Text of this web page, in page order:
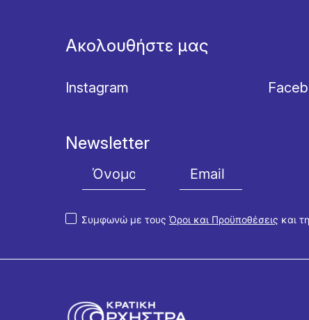
Ακολουθήστε μας
Instagram
Newsletter
Συμφωνώ με τουςΌροι και Προϋποθέσεις και